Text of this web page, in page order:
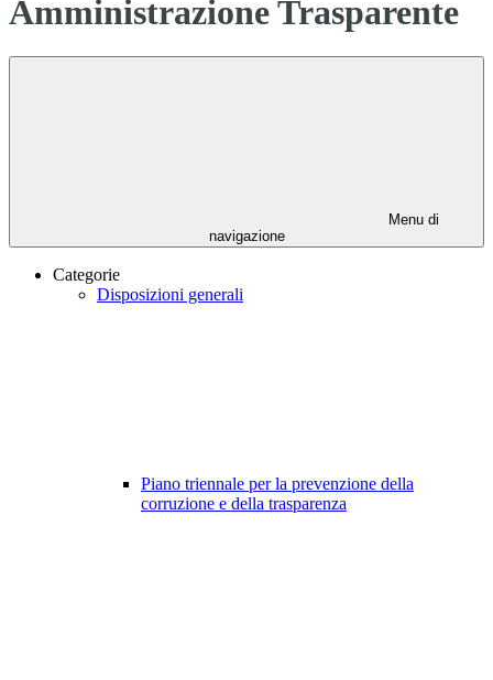
Amministrazione Trasparente
Menu di
navigazione
Categorie
Disposizioni generali
Piano triennale per la prevenzione della
corruzione e della trasparenza